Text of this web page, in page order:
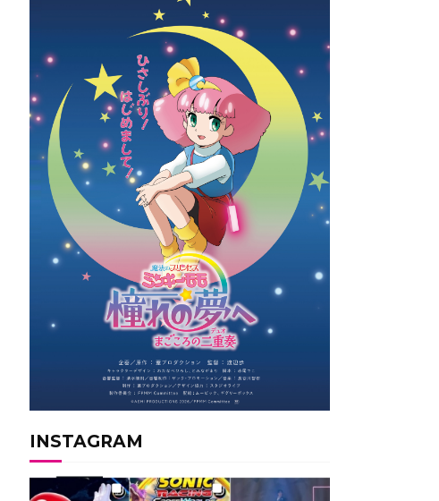
INSTAGRAM